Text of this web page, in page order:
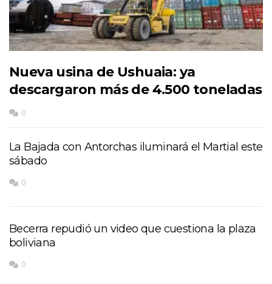
Nueva usina de Ushuaia: ya
descargaron más de 4.500 toneladas
0
La Bajada con Antorchas iluminará el Martial este
sábado
0
Becerra repudió un video que cuestiona la plaza
boliviana
0